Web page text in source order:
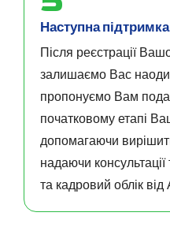
Наступна підтримка
Після реєстрації
залишаємо Вас
пропонуємо Вам
початковому етапі
допомагаючи
надаючи
та кадровий облік